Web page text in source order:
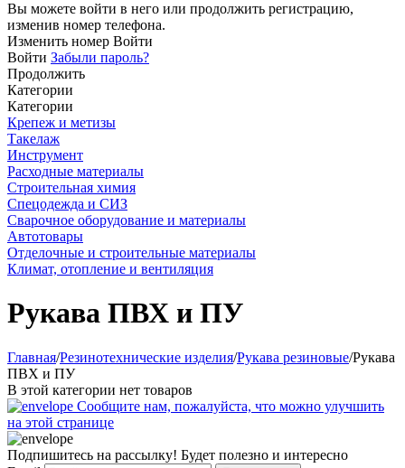
Вы можете войти в него или продолжить регистрацию,
изменив номер телефона.
Изменить номер Войти
Войти Забыли пароль?
Продолжить
Категории
Категории
Крепеж и метизы
Такелаж
Инструмент
Расходные материалы
Строительная химия
Спецодежда и СИЗ
Сварочное оборудование и материалы
Автотовары
Отделочные и строительные материалы
Климат, отопление и вентиляция
Рукава ПВХ и ПУ
Главная/Резинотехнические изделия/Рукава резиновые/Рукава
ПВХ и ПУ
В этой категории нет товаров
Сообщите нам, пожалуйста, что можно улучшить
на этой странице
Подпишитесь на рассылку! Будет полезно и интересно